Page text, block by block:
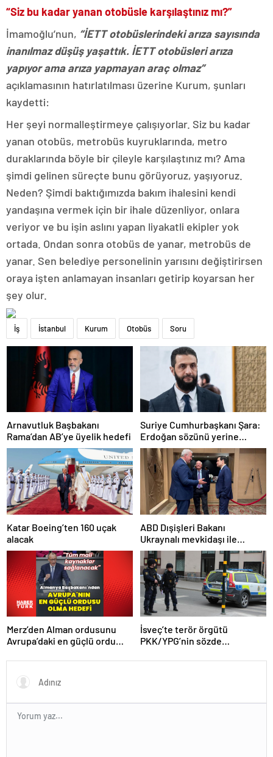
“Siz bu kadar yanan otobüsle karşılaştınız mı?”
İmamoğlu’nun, “İETT otobüslerindeki arıza sayısında
inanılmaz düşüş yaşattık. İETT otobüsleri arıza
yapıyor ama arıza yapmayan araç olmaz”
açıklamasının hatırlatılması üzerine Kurum, şunları
kaydetti:
Her şeyi normalleştirmeye çalışıyorlar. Siz bu kadar
yanan otobüs, metrobüs kuyruklarında, metro
duraklarında böyle bir çileyle karşılaştınız mı? Ama
şimdi gelinen süreçte bunu görüyoruz, yaşıyoruz.
Neden? Şimdi baktığımızda bakım ihalesini kendi
yandaşına vermek için bir ihale düzenliyor, onlara
veriyor ve bu işin aslını yapan liyakatli ekipler yok
ortada. Ondan sonra otobüs de yanar, metrobüs de
yanar. Sen belediye personelinin yarısını değiştirirsen
oraya işten anlamayan insanları getirip koyarsan her
şey olur.
İş İstanbul Kurum Otobüs Soru
Arnavutluk Başbakanı
Rama’dan AB’ye üyelik hedefi
Suriye Cumhurbaşkanı Şara:
Erdoğan sözünü yerine
getirdi. Trump’a da çok
teşekkür ederim
Katar Boeing’ten 160 uçak
alacak
ABD Dışişleri Bakanı
Ukraynalı mevkidaşı ile
görüştü
Merz’den Alman ordusunu
Avrupa’daki en güçlü ordu
İsveç’te terör örgütü
PKK/YPG’nin sözde